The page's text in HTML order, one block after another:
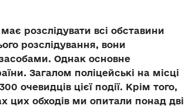
розслідувати всі обставини
розслідування, вони
Однак основне
Загалом поліцейські на місці
очевидців цієї події. Крім того,
цих обходів ми опитали понад дві